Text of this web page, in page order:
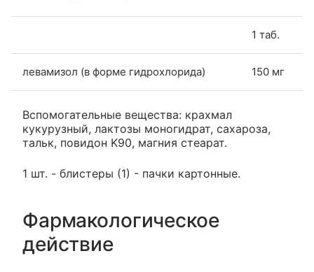
1 таб.
левамизол (в форме гидрохлорида) 150 мг
Вспомогательные вещества: крахмал
кукурузный, лактозы моногидрат, сахароза,
тальк, повидон K90, магния стеарат.
1 шт. - блистеры (1) - пачки картонные.
Фармакологическое
действие